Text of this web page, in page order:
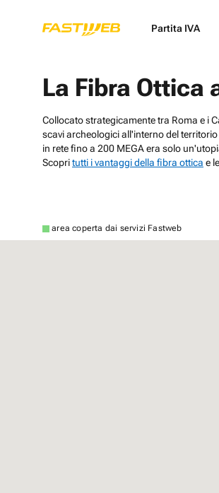
Partita IVA
La Fibra Ottica
Collocato strategicamente tra Roma e i
scavi archeologici all'interno del
in rete fino a 200 MEGA era solo
Scopritutti i vantaggi della fibra ottica e le
area coperta dai servizi Fastweb